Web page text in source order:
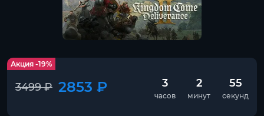
Акция -19%
3499 ₽ 2853 ₽ 3
часов
2
минут
55
секунд